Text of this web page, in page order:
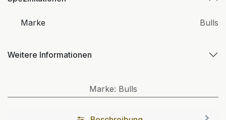
Marke Bulls
Weitere Informationen
Marke: Bulls